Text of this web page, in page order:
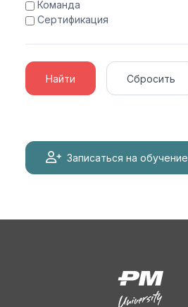
Команда
Сертификация
Найти Сбросить
Записаться на обучение